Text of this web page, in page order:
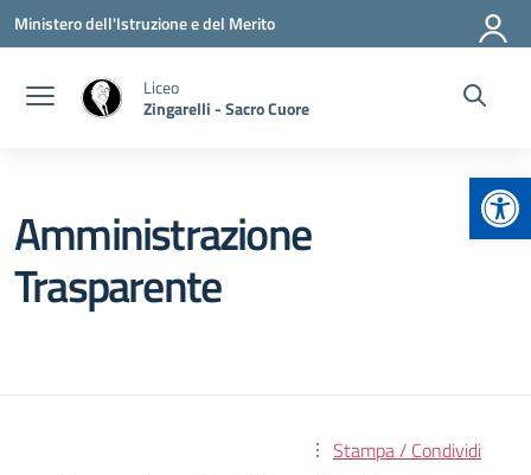
Vai ai contenuti
Vai al menu di navigazione
Vai al footer
Ministero dell'Istruzione e del Merito
Liceo
Zingarelli - Sacro Cuore
Amministrazione
Trasparente
Stampa / Condividi